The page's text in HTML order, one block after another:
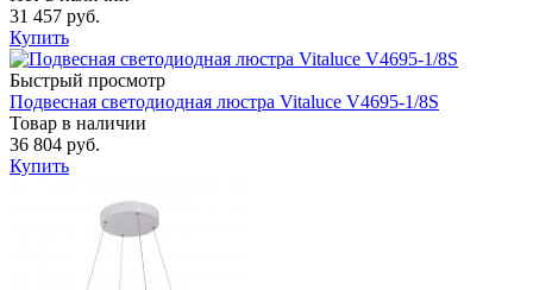
31 457 руб.
Купить
Быстрый просмотр
Подвесная светодиодная люстра Vitaluce V4695-1/8S
Товар в наличии
36 804 руб.
Купить